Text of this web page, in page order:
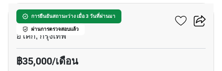
การยืนยันสถานะว่าง เมื่อ 3 วันที่ผ่านมา
ผ่านการตรวจสอบแล้ว
แอชตัน อโศก
อโศก, กรุงเทพ
฿35,000/เดือน